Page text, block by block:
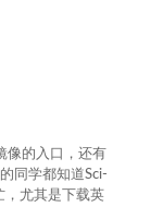
像的入口，还有
同学都知道Sci-
，尤其是下载英